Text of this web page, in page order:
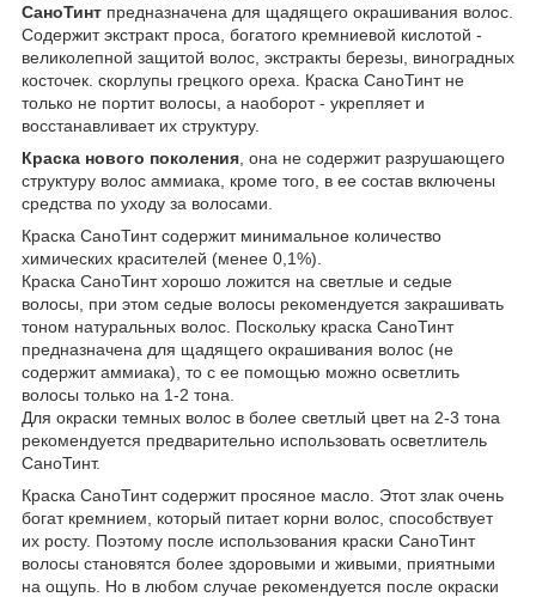
СаноТинт предназначена для щадящего окрашивания волос.
Содержит экстракт проса, богатого кремниевой кислотой -
великолепной защитой волос, экстракты березы, виноградных
косточек. скорлупы грецкого ореха. Краска СаноТинт не
только не портит волосы, а наоборот - укрепляет и
восстанавливает их структуру.
Краска нового поколения , она не содержит разрушающего
структуру волос аммиака, кроме того, в ее состав включены
средства по уходу за волосами.
Краска СаноТинт содержит минимальное количество
химических красителей (менее 0,1%).
Краска СаноТинт хорошо ложится на светлые и седые
волосы, при этом седые волосы рекомендуется закрашивать
тоном натуральных волос. Поскольку краска СаноТинт
предназначена для щадящего окрашивания волос (не
содержит аммиака), то с ее помощью можно осветлить
волосы только на 1-2 тона.
Для окраски темных волос в более светлый цвет на 2-3 тона
рекомендуется предварительно использовать осветлитель
СаноТинт.
Краска СаноТинт содержит просяное масло. Этот злак очень
богат кремнием, который питает корни волос, способствует
их росту. Поэтому после использования краски СаноТинт
волосы становятся более здоровыми и живыми, приятными
на ощупь. Но в любом случае рекомендуется после окраски